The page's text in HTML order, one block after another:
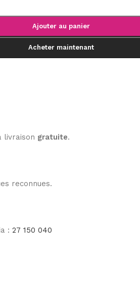
Ajouter au panier
Acheter maintenant
livraison gratuite.
reconnues.
: 27 150 040